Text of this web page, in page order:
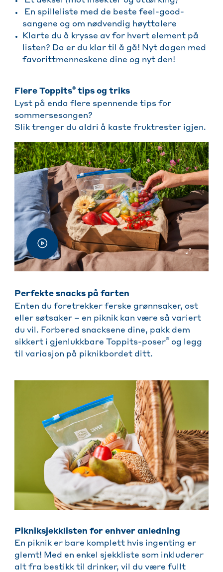
En spilleliste med de beste feel-good-
sangene og om nødvendig høyttalere
Klarte du å krysse av for hvert element på
listen? Da er du klar til å gå! Nyt dagen med
favorittmenneskene dine og nyt den!
Flere Toppits® tips og triks
Lyst på enda flere spennende tips for
sommersesongen?
Slik trenger du aldri å kaste fruktrester igjen.
Perfekte snacks på farten
Enten du foretrekker ferske grønnsaker, ost
eller søtsaker – en piknik kan være så variert
du vil. Forbered snacksene dine, pakk dem
sikkert i gjenlukkbare Toppits-poser® og legg
til variasjon på piknikbordet ditt.
Pikniksjekklisten for enhver anledning
En piknik er bare komplett hvis ingenting er
glemt! Med en enkel sjekkliste som inkluderer
alt fra bestikk til drinker, vil du være fullt